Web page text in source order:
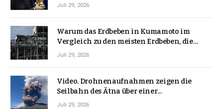
Juli 29, 2026
Warum das Erdbeben in Kumamoto im
Vergleich zu den meisten Erdbeben, die
Japan erschütterten, ungewöhnlich ist
Juli 29, 2026
Video. Drohnenaufnahmen zeigen die
Seilbahn des Ätna über einer
Vulkanlandschaft
Juli 29, 2026